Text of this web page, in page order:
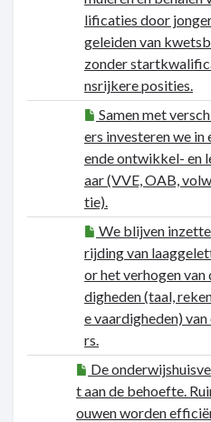
lificaties door
geleiden van
zonder
nsrijkere posities.
Samen met
ers investeren we in
ende ontwikkel- en
aar (VVE, OAB,
tie).
We blijven
rijding van
or het verhogen van
digheden (taal,
e vaardigheden)
rs.
De
t aan de behoefte.
ouwen worden